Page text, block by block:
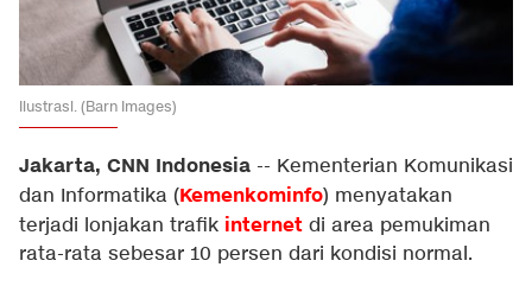
Ilustrasi. (Barn Images)
Jakarta, CNN Indonesia -- Kementerian Komunikasi
dan Informatika (Kemenkominfo) menyatakan
terjadi lonjakan trafik internet di area pemukiman
rata-rata sebesar 10 persen dari kondisi normal.